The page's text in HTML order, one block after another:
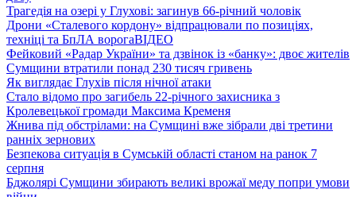
Трагедія на озері у Глухові: загинув 66-річний чоловік
Дрони «Сталевого кордону» відпрацювали по позиціях,
техніці та БпЛА ворогаВІДЕО
Фейковий «Радар України» та дзвінок із «банку»: двоє жителів
Сумщини втратили понад 230 тисяч гривень
Як виглядає Глухів після нічної атаки
Стало відомо про загибель 22-річного захисника з
Кролевецької громади Максима Кременя
Жнива під обстрілами: на Сумщині вже зібрали дві третини
ранніх зернових
Безпекова ситуація в Сумській області станом на ранок 7
серпня
Бджолярі Сумщини збирають великі врожаї меду попри умови